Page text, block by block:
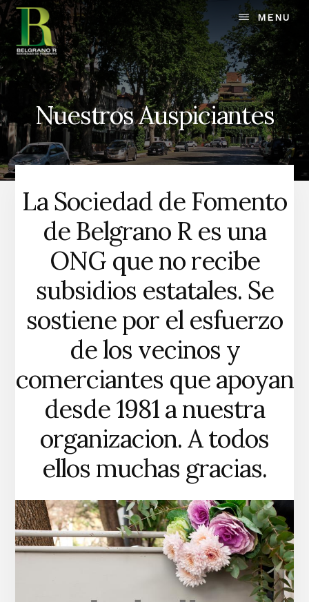
Skip
to
content
MENU
Nuestros Auspiciantes
La Sociedad de Fomento
de Belgrano R es una
ONG que no recibe
subsidios estatales. Se
sostiene por el esfuerzo
de los vecinos y
comerciantes que apoyan
desde 1981 a nuestra
organizacion. A todos
ellos muchas gracias.